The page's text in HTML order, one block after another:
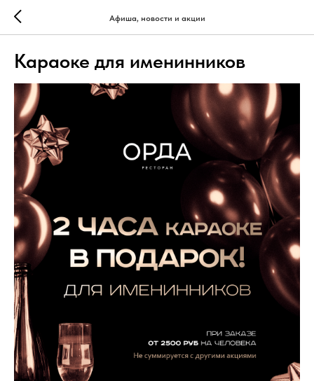
Афиша, новости и акции
Караоке для именинников